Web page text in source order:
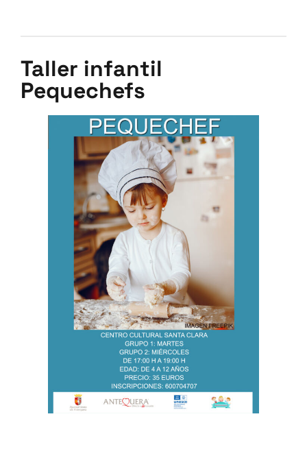
Taller infantil
Pequechefs